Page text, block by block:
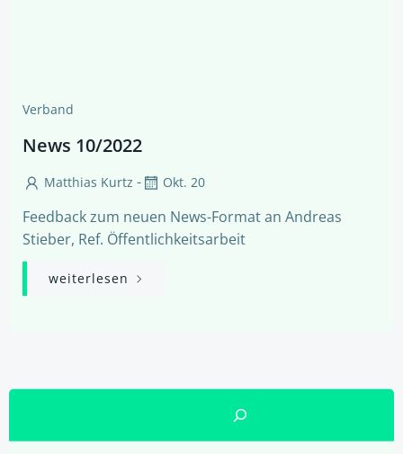
Verband
News 10/2022
Matthias Kurtz - Okt. 20
Feedback zum neuen News-Format an Andreas
Stieber, Ref. Öffentlichkeitsarbeit
weiterlesen
Suchen